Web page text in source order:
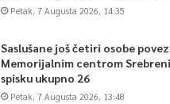
Petak, 7 Augusta 2026, 14:35
Saslušane još četiri osobe
Memorijalnim centrom
spisku ukupno 26
Petak, 7 Augusta 2026, 13:48